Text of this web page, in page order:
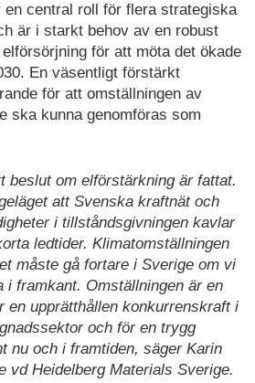
en central roll för flera strategiska
är i starkt behov av en robust
för att möta det ökade
En väsentligt förstärkt
för att omställningen av
ska kunna genomföras som
beslut om elförstärkning är fattat.
att Svenska kraftnät och
i tillståndsgivningen kavlar
ledtider. Klimatomställningen
måste gå fortare i Sverige om vi
i framkant. Omställningen är en
en upprätthållen konkurrenskraft i
och för en trygg
nu och i framtiden, säger Karin
vd Heidelberg Materials Sverige.